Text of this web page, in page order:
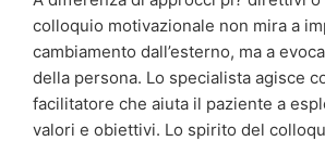
colloquio motivazionale non mira a
cambiamento dall’esterno, ma a
della persona. Lo specialista agisce
facilitatore che aiuta il paziente a
valori e obiettivi. Lo spirito del